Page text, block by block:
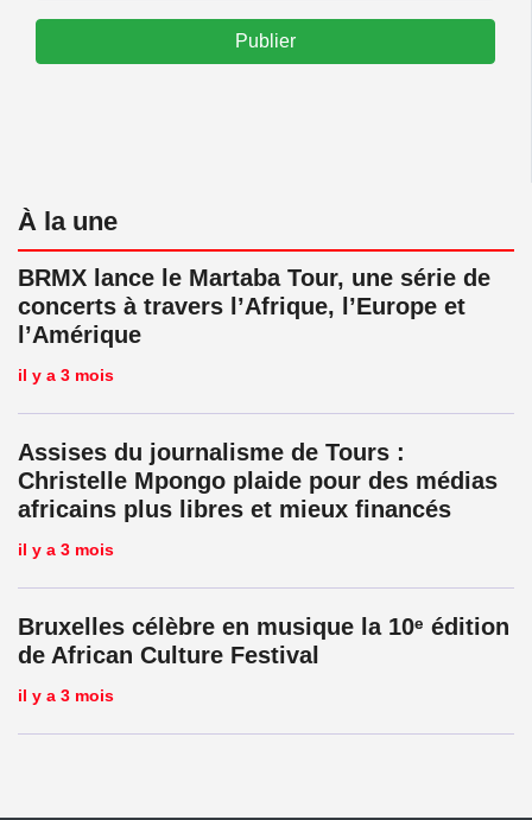
Publier
À la une
BRMX lance le Martaba Tour, une série de
concerts à travers l’Afrique, l’Europe et
l’Amérique
il y a 3 mois
Assises du journalisme de Tours :
Christelle Mpongo plaide pour des médias
africains plus libres et mieux financés
il y a 3 mois
Bruxelles célèbre en musique la 10ᵉ édition
de African Culture Festival
il y a 3 mois